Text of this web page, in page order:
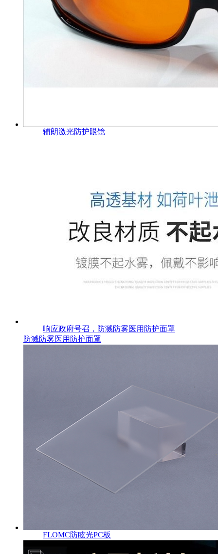
辅朗激光防护眼镜
响应政府号召，防溅防雾医用防护面罩
防溅防雾医用防护面罩
FLOMC防眩光PC板